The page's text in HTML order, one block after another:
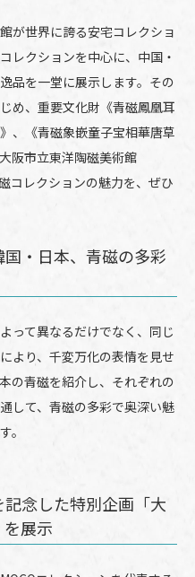
が世界に誇る安宅コレクショ
レクションを中心に、中国・
品を一堂に展示します。その
め、重要文化財《青磁鳳凰耳
、《青磁象嵌童子宝相華唐草
阪市立東洋陶磁美術館
コレクションの魅力を、ぜひ
・日本、青磁の多彩
って異なるだけでなく、同じ
より、千変万化の表情を見せ
の青磁を紹介し、それぞれの
して、青磁の多彩で奥深い魅
。
念した特別企画「大
展示